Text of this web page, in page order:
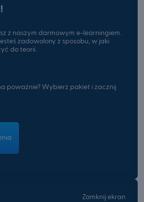
z naszym darmowym e-learningiem.
zadowolony z sposobu, w jaki
do teorii.
poważnie? Wybierz pakiet i zacznij
Zamknij ekran